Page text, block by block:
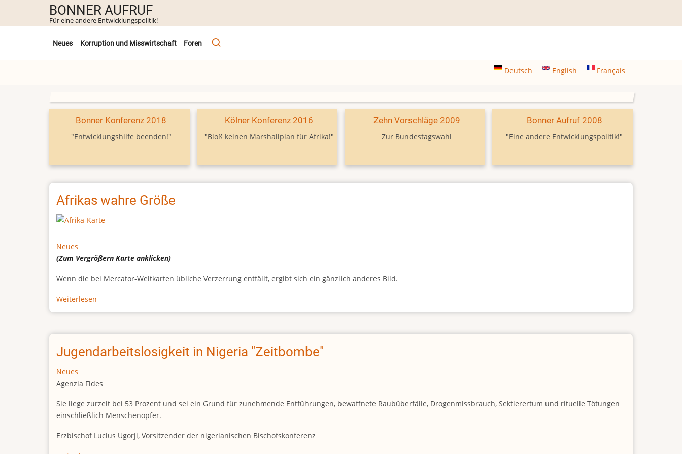
Inhalt
BONNER AUFRUF
Für eine andere Entwicklungspolitik!
Untermenü
Neues Korruption und Misswirtschaft Foren
Deutsch English Français
Bonner Konferenz 2018
"Entwicklungshilfe beenden!"
Kölner Konferenz 2016
"Bloß keinen Marshallplan für Afrika!"
Zehn Vorschläge 2009
Zur Bundestagswahl
Bonner Aufruf 2008
"Eine andere Entwicklungspolitik!"
Afrikas wahre Größe
Neues
(Zum VergrößernKarte anklicken)
Wenn die bei Mercator-Weltkarten übliche Verzerrung entfällt, ergibt sich ein gänzlich anderes Bild.
Weiterlesen
Afrikas
Größe
Jugendarbeitslosigkeit in Nigeria "Zeitbombe"
Neues
Agenzia Fides
Sie liege zurzeit bei 53 Prozent und sei ein Grund für zunehmende Entführungen, bewaffnete Raubüberfälle, Drogenmissbrauch, Sektierertum und rituelle Tötungen
einschließlich Menschenopfer.
Erzbischof Lucius Ugorji, Vorsitzender der nigerianischen Bischofskonferenz